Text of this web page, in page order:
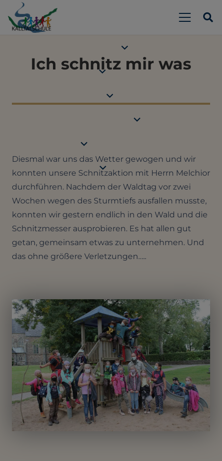
Ich schnitz mir was
Diesmal war uns das Wetter gewogen und wir
konnten unsere Schnitzaktion mit Herrn Melchior
durchführen. Nachdem der Waldtag vor zwei
Wochen wegen des Sturmtiefs ausfallen musste,
konnten wir gestern endlich in den Wald und die
Schnitzmesser ausprobieren. Es hat allen gut
getan, gemeinsam etwas zu unternehmen. Und
das ohne größere Verletzungen…..